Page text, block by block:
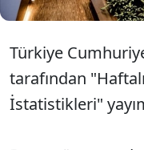
Türkiye
tarafından
İstatistikleri"